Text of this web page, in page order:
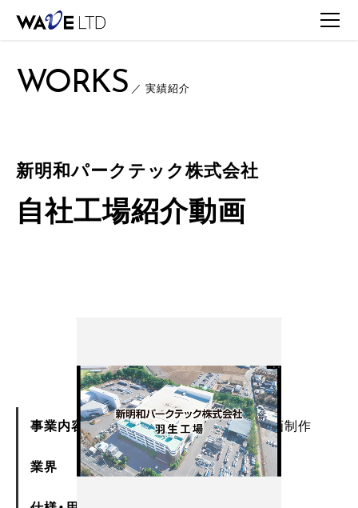
TOP WORKS WORKS一覧 新明和パークテック株式会社 / 自社工場紹介動画
WORKS ／ 実績紹介
新明和パークテック株式会社
自社工場紹介動画
事業内容 WEB・デジタルメディア企画制作
業界 企業